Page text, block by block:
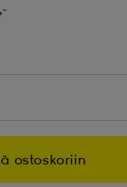
ostoskoriin